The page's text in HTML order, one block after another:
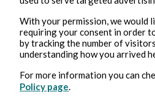
Erotica
With your permission, we would
requiring your consent in order
by tracking the number of
understanding how you arrived
For more information you can
Policy page